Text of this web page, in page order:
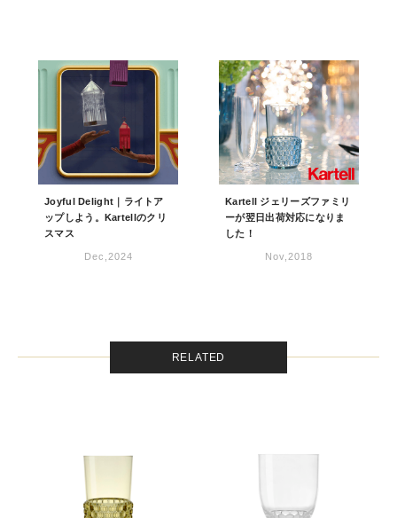
Joyful Delight｜ライトア
ップしよう。Kartellのクリ
スマス
Dec,2024
Kartell ジェリーズファミリ
ーが翌日出荷対応になりま
した！
Nov,2018
RELATED